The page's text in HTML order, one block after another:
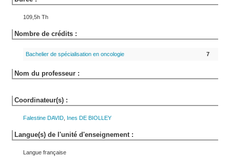
109,5h Th
Nombre de crédits :
Bachelier de spécialisation en oncologie 7
Nom du professeur :
Coordinateur(s) :
Falestine DAVID Ines DE BIOLLEY
Langue(s) de l'unité d'enseignement :
Langue française